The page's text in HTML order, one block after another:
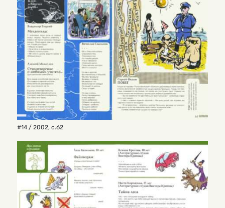
#14 / 2002, с.62